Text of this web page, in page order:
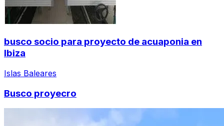
busco socio para proyecto de acuaponia en
Ibiza
Islas Baleares
Busco proyecro